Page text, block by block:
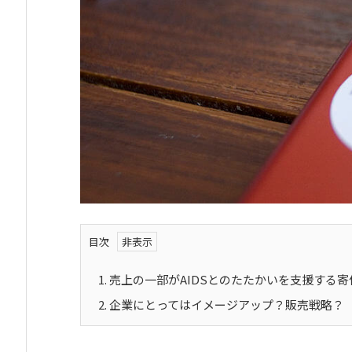
目次
1. 売上の一部がAIDSとのたたかいを支援する
2.企業にとってはイメージアップ？販売戦略？